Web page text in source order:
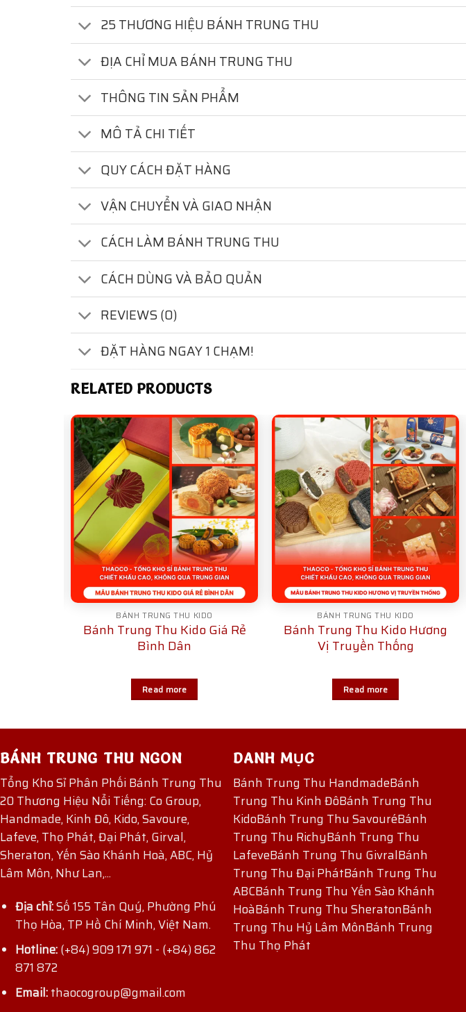
25 THƯƠNG HIỆU BÁNH TRUNG THU
ĐỊA CHỈ MUA BÁNH TRUNG THU
THÔNG TIN SẢN PHẨM
MÔ TẢ CHI TIẾT
QUY CÁCH ĐẶT HÀNG
VẬN CHUYỂN VÀ GIAO NHẬN
CÁCH LÀM BÁNH TRUNG THU
CÁCH DÙNG VÀ BẢO QUẢN
REVIEWS (0)
ĐẶT HÀNG NGAY 1 CHẠM!
RELATED PRODUCTS
BÁNH TRUNG THU KIDO
Bánh Trung Thu Kido Giá Rẻ
Bình Dân
Read more
BÁNH TRUNG THU KIDO
Bánh Trung Thu Kido Hương
Vị Truyền Thống
Read more
BÁNH TRUNG THU NGON
Tổng Kho Sỉ Phân Phối Bánh Trung Thu
20 Thương Hiệu Nổi Tiếng: Co Group,
Handmade, Kinh Đô, Kido, Savoure,
Lafeve, Thọ Phát, Đại Phát, Girval,
Sheraton, Yến Sào Khánh Hoà, ABC, Hỷ
Lâm Môn, Như Lan,...
Địa chỉ:Số 155 Tân Quý, Phường Phú
Thọ Hòa, TP Hồ Chí Minh, Việt Nam.
Hotline:(+84) 909 171 971 - (+84) 862
871 872
Email:thaocogroup@gmail.com
DANH MỤC
Bánh Trung Thu HandmadeBánh
Trung Thu Kinh ĐôBánh Trung Thu
KidoBánh Trung Thu SavouréBánh
Trung Thu RichyBánh Trung Thu
LafeveBánh Trung Thu GivralBánh
Trung Thu Đại PhátBánh Trung Thu
ABCBánh Trung Thu Yến Sào Khánh
HoàBánh Trung Thu SheratonBánh
Trung Thu Hỷ Lâm MônBánh Trung
Thu Thọ Phát
ĐĂNG KÝ NHẬN ƯU ĐÃI